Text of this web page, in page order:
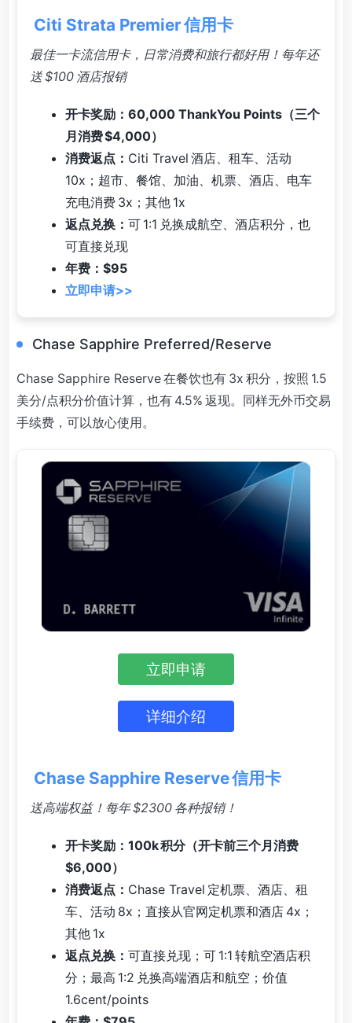
Citi Strata Premier 信用卡
最佳一卡流信用卡，日常消费和旅行都好用！每年还
送 $100 酒店报销
开卡奖励：60,000 ThankYou Points（三个
月消费 $4,000）
消费返点： Citi Travel 酒店、租车、活动
10x；超市、餐馆、加油、机票、酒店、电车
充电消费 3x；其他 1x
返点兑换： 可 1:1 兑换成航空、酒店积分，也
可直接兑现
年费：$95
立即申请>>
Chase Sapphire Preferred/Reserve
Chase Sapphire Reserve 在餐饮也有 3x 积分，按照 1.5
美分/点积分价值计算，也有 4.5% 返现。同样无外币交易
手续费，可以放心使用。
立即申请
详细介绍
Chase Sapphire Reserve 信用卡
送高端权益！每年 $2300 各种报销！
开卡奖励：100k 积分（开卡前三个月消费
$6,000）
消费返点： Chase Travel 定机票、酒店、租
车、活动 8x；直接从官网定机票和酒店 4x；
其他 1x
返点兑换： 可直接兑现；可 1:1 转航空酒店积
分；最高 1:2 兑换高端酒店和航空；价值
1.6cent/points